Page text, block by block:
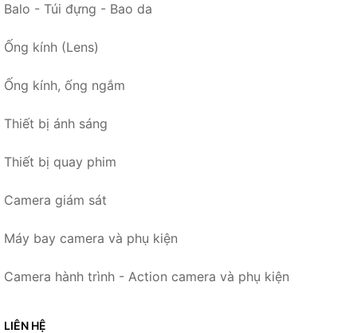
Balo - Túi đựng - Bao da
Ống kính (Lens)
Ống kính, ống ngắm
Thiết bị ánh sáng
Thiết bị quay phim
Camera giám sát
Máy bay camera và phụ kiện
Camera hành trình - Action camera và phụ kiện
LIÊN HỆ